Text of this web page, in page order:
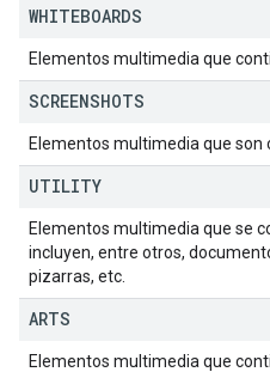
WHITEBOARDS
Elementos multimedia que
SCREENSHOTS
Elementos multimedia que son
UTILITY
Elementos multimedia que se
incluyen, entre otros,
pizarras, etc.
ARTS
Elementos multimedia que